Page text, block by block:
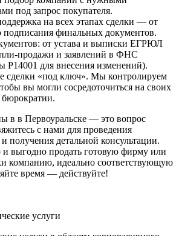
под запрос покупателя.
на всех этапах сделки — от
подписания финальных документов.
от устава и выписки ЕГРЮЛ
продажи и заявлений в ФНС
Р14001 для внесения изменений).
сделки «под ключ». Мы контролируем
вы могли сосредоточиться на своих
бюрократии.
в в Первоуральске — это вопрос
с нами для проведения
получения детальной консультации.
выгодно продать готовую фирму или
компанию, идеально соответствующую
время — действуйте!
услуги